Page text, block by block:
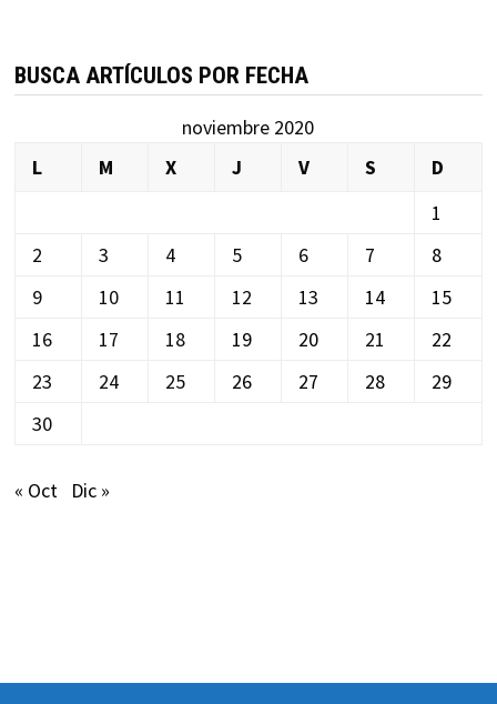
BUSCA ARTÍCULOS POR FECHA
noviembre 2020
L
M X J V S
D
1
2
3 4 5 6 7
8
9
10 11 12 13 14
15
16
17 18 19 20 21
22
23
24 25 26 27 28
29
30
« Oct Dic »